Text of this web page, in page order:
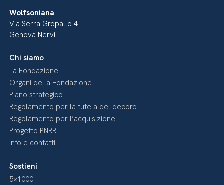
Wolfsoniana
Via Serra Gropallo 4
Genova Nervi
Chi siamo
La Fondazione
Organi della Fondazione
Piano strategico
Regolamento per la tutela del decoro
Regolamento per l’acquisizione
Progetto PNRR
Info e contatti
Sostieni
5×1000